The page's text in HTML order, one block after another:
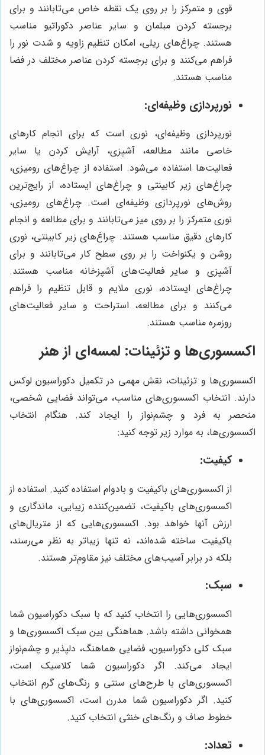
قوی و متمرکز را بر روی یک نقطه خاص می‌تابانند و برای
برجسته کردن مبلمان و سایر عناصر دکوراتیو مناسب
هستند. چراغ‌های ریلی، امکان تنظیم زاویه و شدت نور را
فراهم می‌کنند و برای برجسته کردن عناصر مختلف در فضا
مناسب هستند.
نورپردازی وظیفه‌ای:
نورپردازی وظیفه‌ای، نوری است که برای انجام کارهای
خاصی مانند مطالعه، آشپزی، آرایش کردن یا سایر
فعالیت‌ها استفاده می‌شود. استفاده از چراغ‌های رومیزی،
چراغ‌های زیر کابینتی و چراغ‌های ایستاده، از رایج‌ترین
روش‌های نورپردازی وظیفه‌ای است. چراغ‌های رومیزی،
نوری متمرکز را بر روی میز می‌تابانند و برای مطالعه و انجام
کارهای دقیق مناسب هستند. چراغ‌های زیر کابینتی، نوری
روشن و یکنواخت را بر روی سطح کار می‌تابانند و برای
آشپزی و سایر فعالیت‌های آشپزخانه مناسب هستند.
چراغ‌های ایستاده، نوری ملایم و قابل تنظیم را فراهم
می‌کنند و برای مطالعه، استراحت و سایر فعالیت‌های
روزمره مناسب هستند.
اکسسوری‌ها و تزئینات: لمسه‌ای از هنر
اکسسوری‌ها و تزئینات، نقش مهمی در تکمیل دکوراسیون لوکس
دارند. انتخاب اکسسوری‌های مناسب، می‌تواند فضایی شخصی،
منحصر به فرد و چشم‌نواز را ایجاد کند. هنگام انتخاب
اکسسوری‌ها، به موارد زیر توجه کنید:
کیفیت:
از اکسسوری‌های باکیفیت و بادوام استفاده کنید. استفاده از
اکسسوری‌های باکیفیت، تضمین‌کننده زیبایی، ماندگاری و
ارزش آنها خواهد بود. اکسسوری‌هایی که از متریال‌های
باکیفیت ساخته شده‌اند، نه تنها زیباتر به نظر می‌رسند،
بلکه در برابر آسیب‌های مختلف نیز مقاوم‌تر هستند.
سبک:
اکسسوری‌هایی را انتخاب کنید که با سبک دکوراسیون شما
همخوانی داشته باشد. هماهنگی بین سبک اکسسوری‌ها و
سبک کلی دکوراسیون، فضایی هماهنگ، دلپذیر و چشم‌نواز
ایجاد می‌کند. اگر دکوراسیون شما کلاسیک است،
اکسسوری‌های با طرح‌های سنتی و رنگ‌های گرم انتخاب
کنید. اگر دکوراسیون شما مدرن است، اکسسوری‌های با
خطوط صاف و رنگ‌های خنثی انتخاب کنید.
تعداد: